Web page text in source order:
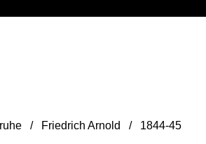
/ Friedrich Arnold / 1844-45